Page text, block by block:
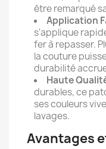
être remarqué
Application
s'applique
fer à repasser.
la couture
durabilité
Haute
durables, ce
ses couleurs
lavages.
Avantages